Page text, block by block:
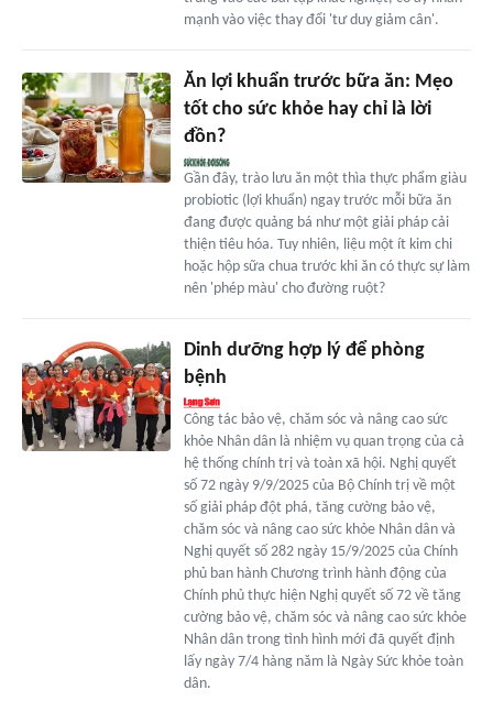
mạnh vào việc thay đổi 'tư duy giảm cân'.
Ăn lợi khuẩn trước bữa ăn: Mẹo
tốt cho sức khỏe hay chỉ là lời
đồn?
Gần đây, trào lưu ăn một thìa thực phẩm giàu
probiotic (lợi khuẩn) ngay trước mỗi bữa ăn
đang được quảng bá như một giải pháp cải
thiện tiêu hóa. Tuy nhiên, liệu một ít kim chi
hoặc hộp sữa chua trước khi ăn có thực sự làm
nên 'phép màu' cho đường ruột?
Dinh dưỡng hợp lý để phòng
bệnh
Công tác bảo vệ, chăm sóc và nâng cao sức
khỏe Nhân dân là nhiệm vụ quan trọng của cả
hệ thống chính trị và toàn xã hội. Nghị quyết
số 72 ngày 9/9/2025 của Bộ Chính trị về một
số giải pháp đột phá, tăng cường bảo vệ,
chăm sóc và nâng cao sức khỏe Nhân dân và
Nghị quyết số 282 ngày 15/9/2025 của Chính
phủ ban hành Chương trình hành động của
Chính phủ thực hiện Nghị quyết số 72 về tăng
cường bảo vệ, chăm sóc và nâng cao sức khỏe
Nhân dân trong tình hình mới đã quyết định
lấy ngày 7/4 hàng năm là Ngày Sức khỏe toàn
dân.